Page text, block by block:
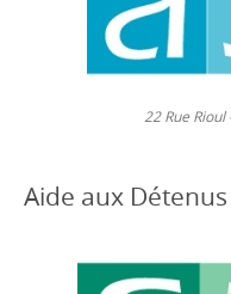
22 Rue
Aide aux Détenus